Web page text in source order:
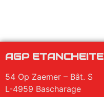
AGP ETANCHEITE
54 Op Zaemer – Bât. S
L-4959 Bascharage